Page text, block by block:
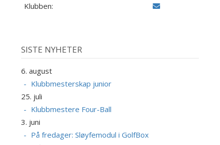
Klubben:
SISTE NYHETER
6. august
Klubbmesterskap junior
25. juli
Klubbmestere Four-Ball
3. juni
På fredager: Sløyfemodul i GolfBox